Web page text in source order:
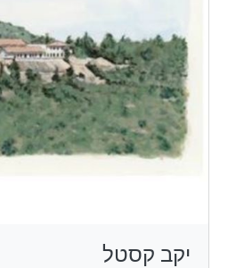
יקב קסטל